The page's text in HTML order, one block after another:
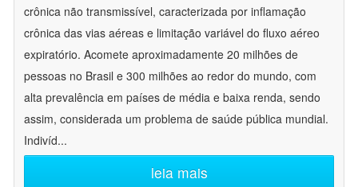
crônica não transmissível, caracterizada por inflamação
crônica das vias aéreas e limitação variável do fluxo aéreo
expiratório. Acomete aproximadamente 20 milhões de
pessoas no Brasil e 300 milhões ao redor do mundo, com
alta prevalência em países de média e baixa renda, sendo
assim, considerada um problema de saúde pública mundial.
Indivíd...
leia mais